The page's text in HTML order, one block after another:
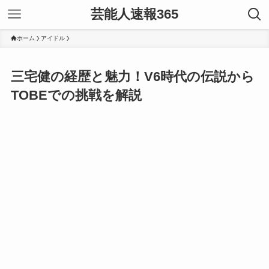
芸能人速報365
ホーム アイドル
三宅健の経歴と魅力！V6時代の伝説から
TOBEでの挑戦を解説